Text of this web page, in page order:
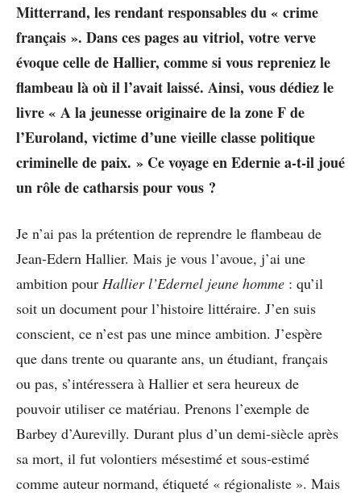
Mitterrand, les rendant responsables du « crime
français ». Dans ces pages au vitriol, votre verve
évoque celle de Hallier, comme si vous repreniez le
flambeau là où il l’avait laissé. Ainsi, vous dédiez le
livre « A la jeunesse originaire de la zone F de
l’Euroland, victime d’une vieille classe politique
criminelle de paix. » Ce voyage en Edernie a-t-il joué
un rôle de catharsis pour vous ?
Je n’ai pas la prétention de reprendre le flambeau de
Jean-Edern Hallier. Mais je vous l’avoue, j’ai une
ambition pour Hallier l’Edernel jeune homme : qu’il
soit un document pour l’histoire littéraire. J’en suis
conscient, ce n’est pas une mince ambition. J’espère
que dans trente ou quarante ans, un étudiant, français
ou pas, s’intéressera à Hallier et sera heureux de
pouvoir utiliser ce matériau. Prenons l’exemple de
Barbey d’Aurevilly. Durant plus d’un demi-siècle après
sa mort, il fut volontiers mésestimé et sous-estimé
comme auteur normand, étiqueté « régionaliste ». Mais